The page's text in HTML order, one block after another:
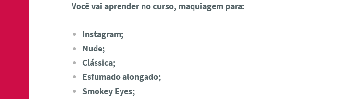
Você vai aprender no curso, maquiagem para:
Instagram;
Nude;
Clássica;
Esfumado alongado;
Smokey Eyes;